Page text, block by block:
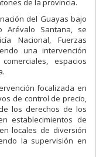
de la provincia.
del Guayas bajo
Arévalo Santana, se
Nacional, Fuerzas
una intervención
espacios
focalizada en
de control de precio,
los derechos de los
establecimientos de
locales de diversión
la supervisión en